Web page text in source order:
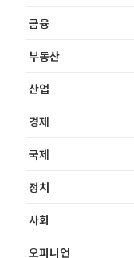
금융
부동산
산업
경제
국제
정치
사회
오피니언